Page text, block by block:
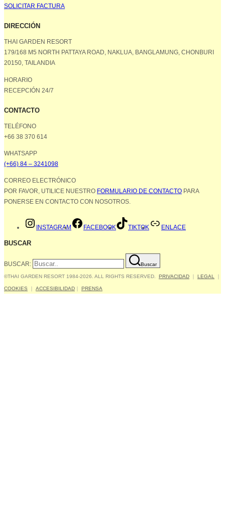
SOLICITAR FACTURA
DIRECCIÓN
THAI GARDEN RESORT
179/168 M5 NORTH PATTAYA ROAD, NAKLUA, BANGLAMUNG, CHONBURI
20150, TAILANDIA
HORARIO
RECEPCIÓN 24/7
CONTACTO
TELÉFONO
+66 38 370 614
WHATSAPP
(+66) 84 – 3241098
CORREO ELECTRÓNICO
POR FAVOR, UTILICE NUESTRO FORMULARIO DE CONTACTO PARA
PONERSE EN CONTACTO CON NOSOTROS.
INSTAGRAM FACEBOOK TIKTOK ENLACE
BUSCAR
BUSCAR: Buscar
©THAI GARDEN RESORT 1984-2026. ALL RIGHTS RESERVED. PRIVACIDAD LEGAL
COOKIES ACCESIBILIDAD PRENSA